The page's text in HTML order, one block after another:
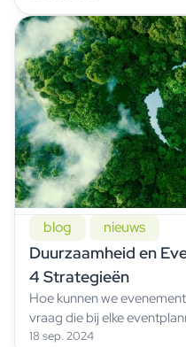
blog nieuws
Duurzaamheid en
4 Strategieën
Hoe kunnen we
vraag die bij elke
18 sep. 2024